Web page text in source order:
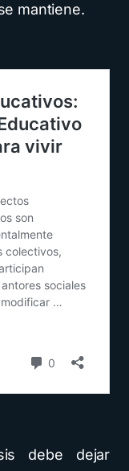
mantiene.
debe dejar